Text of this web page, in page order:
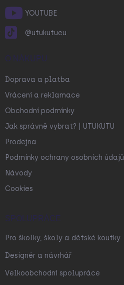
YOUTUBE
@utukutueu
O NÁKUPU
Doprava a platba
Vrácení a reklamace
Obchodní podmínky
Jak správně vybrat? | UTUKUTU
Prodejna
Podmínky ochrany osobních údajů
Návody
Cookies
SPOLUPRÁCE
Pro školky, školy a dětské koutky
Designér a návrhář
Velkoobchodní spolupráce